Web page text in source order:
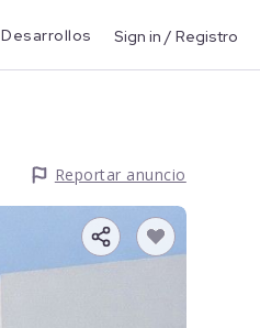
Desarrollos Sign in / Registro
Reportar anuncio